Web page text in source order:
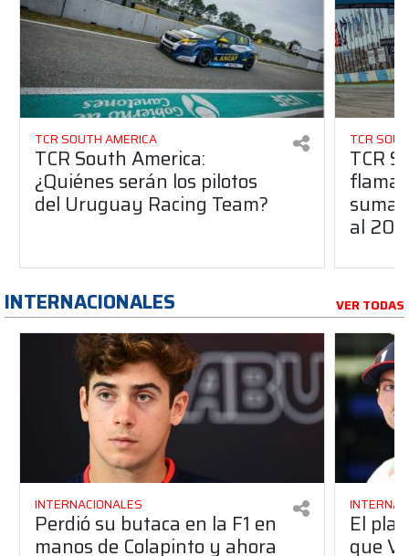
TCR SOUTH AMERICA
TCR South America:
¿Quiénes serán los pilotos
del Uruguay Racing Team?
TCR
TCR
suma
al
INTERNACIONALES VER TODAS
INTERNACIONALES
Perdió su butaca en la F1 en
manos de Colapinto y ahora
El
que